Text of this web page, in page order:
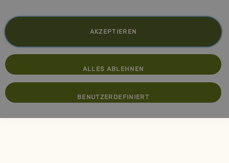
AKZEPTIEREN
BENUTZERDEFINIERT
ALLES ABLEHNEN